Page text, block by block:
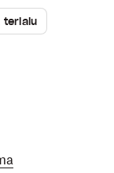
terlalu